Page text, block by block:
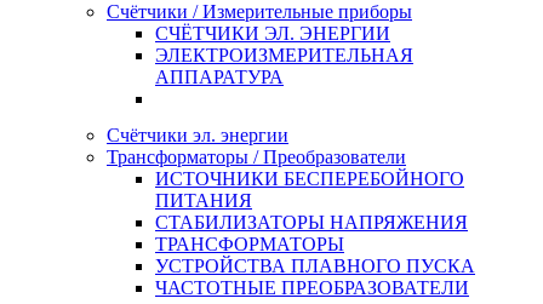
Счётчики / Измерительные приборы
СЧЁТЧИКИ ЭЛ. ЭНЕРГИИ
ЭЛЕКТРОИЗМЕРИТЕЛЬНАЯ
АППАРАТУРА
Счётчики эл. энергии
Трансформаторы / Преобразователи
ИСТОЧНИКИ БЕСПЕРЕБОЙНОГО
ПИТАНИЯ
СТАБИЛИЗАТОРЫ НАПРЯЖЕНИЯ
ТРАНСФОРМАТОРЫ
УСТРОЙСТВА ПЛАВНОГО ПУСКА
ЧАСТОТНЫЕ ПРЕОБРАЗОВАТЕЛИ